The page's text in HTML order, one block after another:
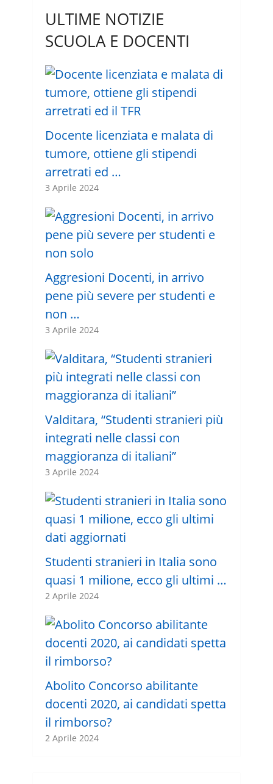
ULTIME NOTIZIE
SCUOLA E DOCENTI
Docente licenziata e malata di
tumore, ottiene gli stipendi
arretrati ed …
3 Aprile 2024
Aggresioni Docenti, in arrivo
pene più severe per studenti e
non …
3 Aprile 2024
Valditara, “Studenti stranieri più
integrati nelle classi con
maggioranza di italiani”
3 Aprile 2024
Studenti stranieri in Italia sono
quasi 1 milione, ecco gli ultimi …
2 Aprile 2024
Abolito Concorso abilitante
docenti 2020, ai candidati spetta
il rimborso?
2 Aprile 2024